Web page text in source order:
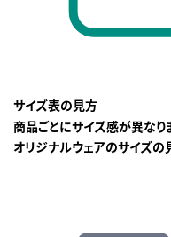
サイズ表の見方
商品ごとにサイズ感が異なり
オリジナルウェアのサイズの